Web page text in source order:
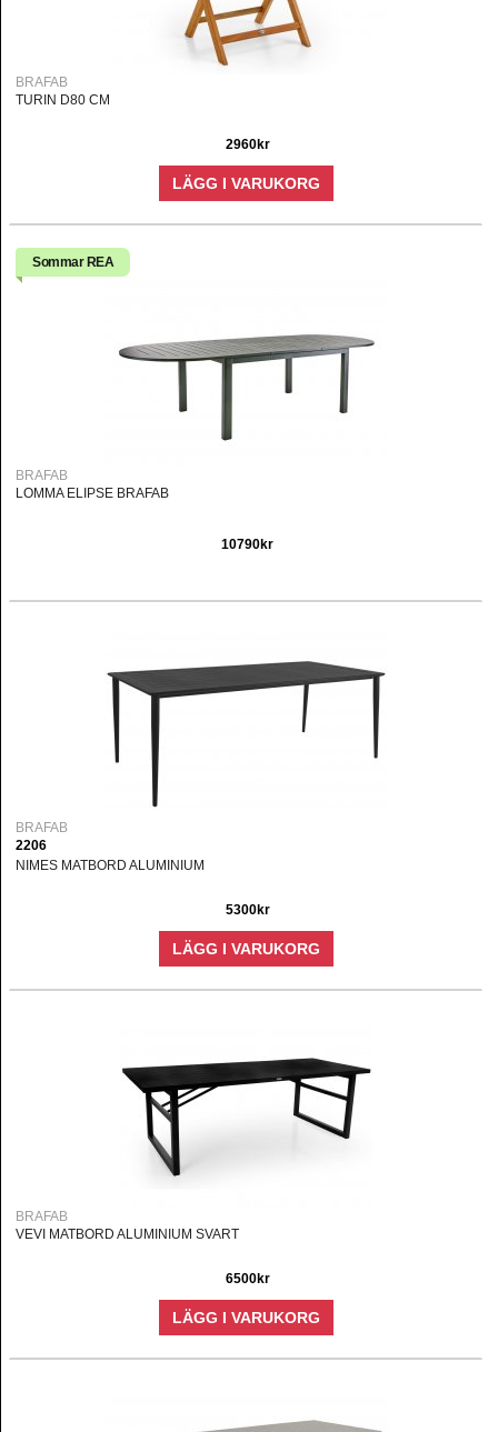
BRAFAB
TURIN D80 CM
2960kr
LÄGG I VARUKORG
Sommar REA
BRAFAB
LOMMA ELIPSE BRAFAB
10790kr
BRAFAB
2206
NIMES MATBORD ALUMINIUM
5300kr
LÄGG I VARUKORG
BRAFAB
VEVI MATBORD ALUMINIUM SVART
6500kr
LÄGG I VARUKORG